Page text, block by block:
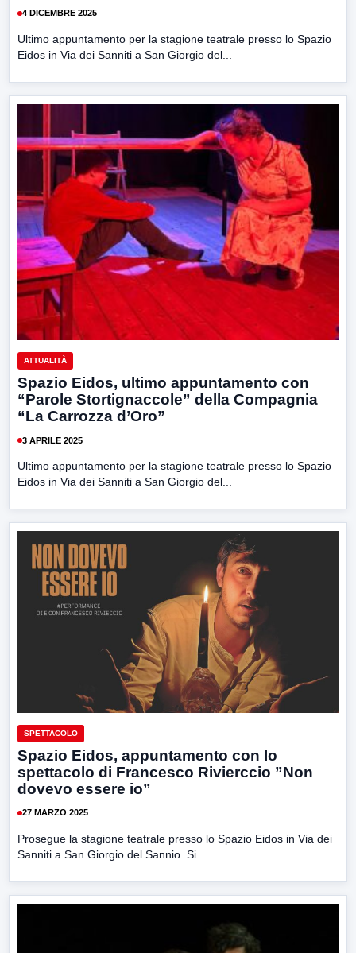
4 DICEMBRE 2025
Ultimo appuntamento per la stagione teatrale presso lo Spazio
Eidos in Via dei Sanniti a San Giorgio del...
ATTUALITÀ
Spazio Eidos, ultimo appuntamento con
“Parole Stortignaccole” della Compagnia
“La Carrozza d’Oro”
3 APRILE 2025
Ultimo appuntamento per la stagione teatrale presso lo Spazio
Eidos in Via dei Sanniti a San Giorgio del...
SPETTACOLO
Spazio Eidos, appuntamento con lo
spettacolo di Francesco Rivierccio ”Non
dovevo essere io”
27 MARZO 2025
Prosegue la stagione teatrale presso lo Spazio Eidos in Via dei
Sanniti a San Giorgio del Sannio. Si...